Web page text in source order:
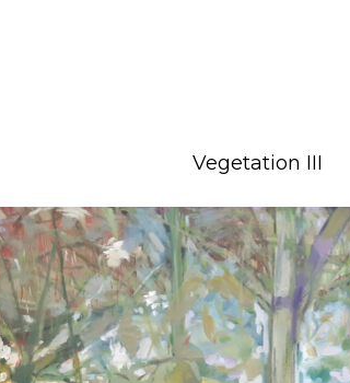
Vegetation III